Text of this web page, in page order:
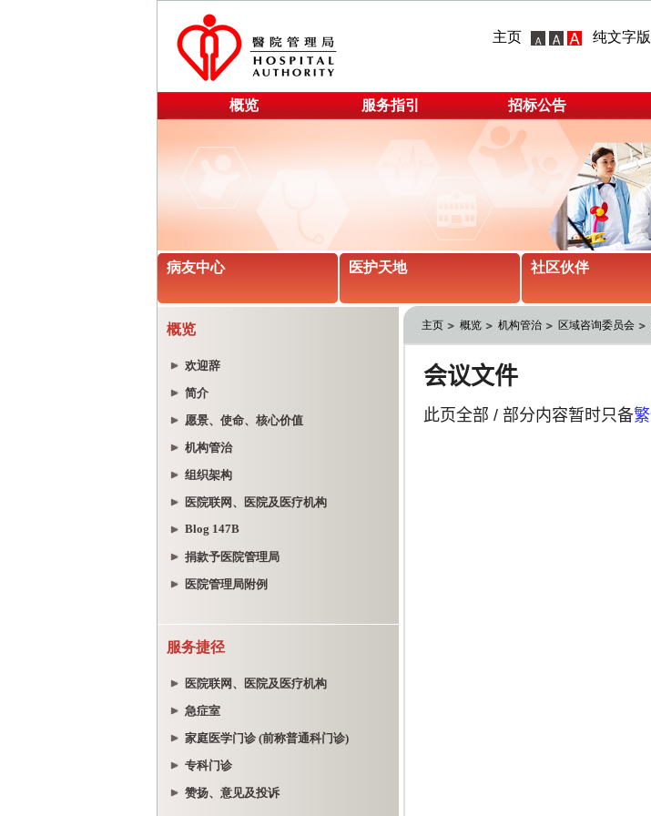
主页 纯文字版
概览 服务指引 招标公告
病友中心 医护天地 社区伙伴
概览
欢迎辞
简介
愿景、使命、核心价值
机构管治
组织架构
医院联网、医院及医疗机构
Blog 147B
捐款予医院管理局
医院管理局附例
服务捷径
医院联网、医院及医疗机构
急症室
家庭医学门诊 (前称普通科门诊)
专科门诊
赞扬、意见及投诉
主页 概览 机构管治 区域咨询委员会